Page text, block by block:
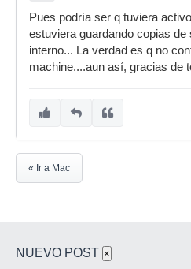
Pues podría ser q tuviera
estuviera guardando copias de
interno... La verdad es q no
machine....aun así, gracias de
« Ir a Mac
NUEVO POST ×